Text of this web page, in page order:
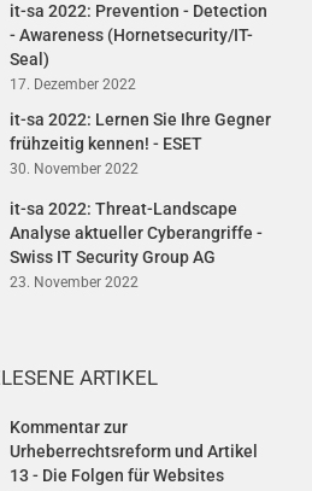
it-sa 2022: Prevention - Detection
- Awareness (Hornetsecurity/IT-
Seal)
17. Dezember 2022
it-sa 2022: Lernen Sie Ihre Gegner
frühzeitig kennen! - ESET
30. November 2022
it-sa 2022: Threat-Landscape
Analyse aktueller Cyberangriffe -
Swiss IT Security Group AG
23. November 2022
ARTIKEL
Kommentar zur
Urheberrechtsreform und Artikel
13 - Die Folgen für Websites